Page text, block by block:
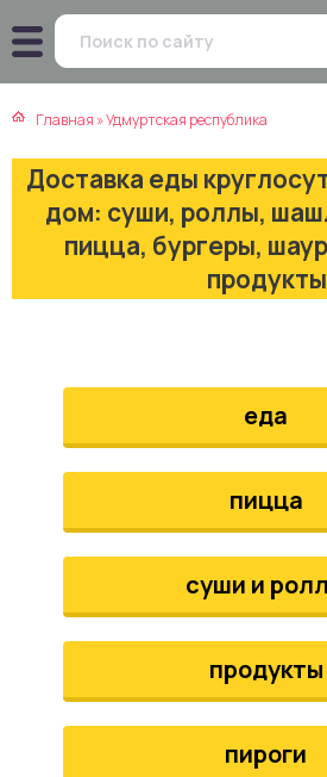
Главная »Удмуртская республика
Доставка еды
дом: суши, роллы,
пицца, бургеры,
продукты
еда
пицца
суши и
продукты
пироги
кухня
кухня
кухня